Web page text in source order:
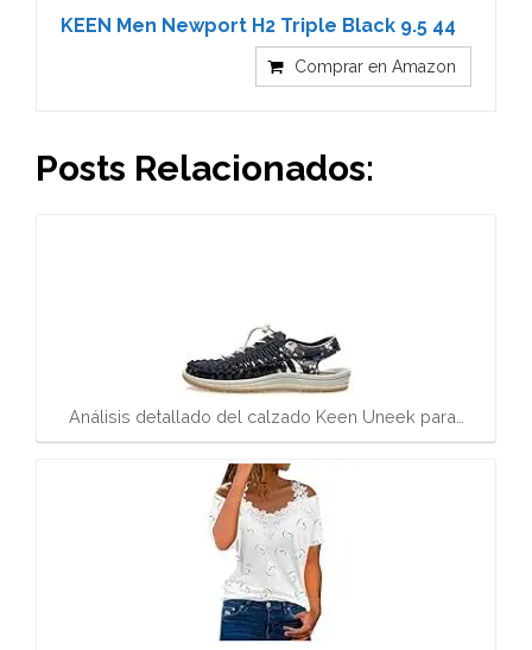
KEEN Men Newport H2 Triple Black 9.5 44
Comprar en Amazon
Posts Relacionados:
Análisis detallado del calzado Keen Uneek para…